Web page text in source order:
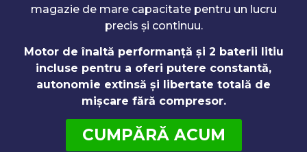
magazie de mare capacitate pentru un lucru
precis și continuu.
Motor de înaltă performanță și 2 baterii litiu
incluse pentru a oferi putere constantă,
autonomie extinsă și libertate totală de
mișcare fără compresor.
CUMPĂRĂ ACUM